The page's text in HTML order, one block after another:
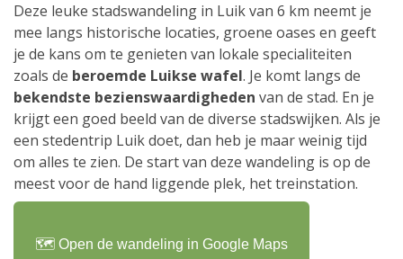
Deze leuke stadswandeling in Luik van 6 km neemt je
mee langs historische locaties, groene oases en geeft
je de kans om te genieten van lokale specialiteiten
zoals de beroemde Luikse wafel. Je komt langs de
bekendste bezienswaardigheden van de stad. En je
krijgt een goed beeld van de diverse stadswijken. Als je
een stedentrip Luik doet, dan heb je maar weinig tijd
om alles te zien. De start van deze wandeling is op de
meest voor de hand liggende plek, het treinstation.
🗺️ Open de wandeling in Google Maps